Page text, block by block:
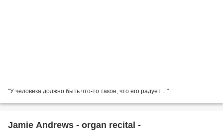
"У человека должно быть что-то такое, что его радует ..."
Jamie Andrews - organ recital -